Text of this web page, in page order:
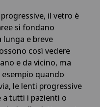
il vetro è
si fondano
lunga e breve
così vedere
e da vicino, ma
quando
le lenti progressive
tutti i pazienti o